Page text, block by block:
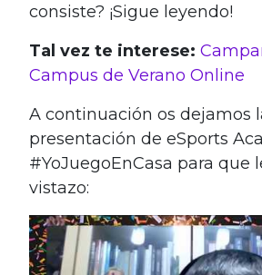
consiste? ¡Sigue leyendo!
Tal vez te interese:
Campus de Verano Online
A continuación os dejamos
presentación de eSports
#YoJuegoEnCasa para que
vistazo: